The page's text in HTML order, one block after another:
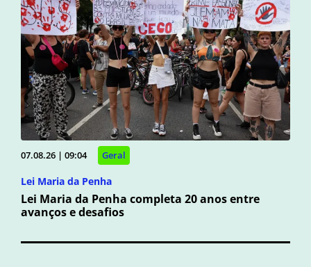
07.08.26 | 09:04 Geral
Lei Maria da Penha
Lei Maria da Penha completa 20 anos entre
avanços e desafios